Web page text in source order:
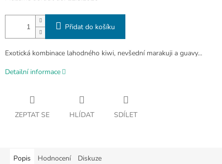
Přidat do košíku
Exotická kombinace lahodného kiwi, nevšední marakuji a guavy...
Detailní informace
ZEPTAT SE HLÍDAT SDÍLET
Popis Hodnocení Diskuze